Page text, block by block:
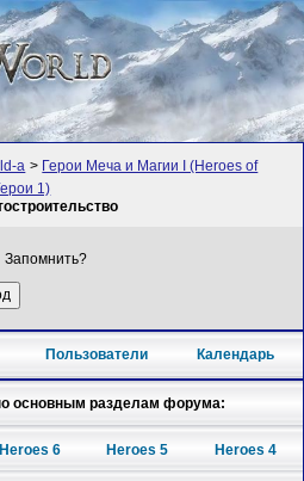
а > Герои Меча и Магии I (Heroes of
1)
Запомнить?
Пользователи Календарь
основным разделам форума:
Heroes 6 Heroes 5 Heroes 4